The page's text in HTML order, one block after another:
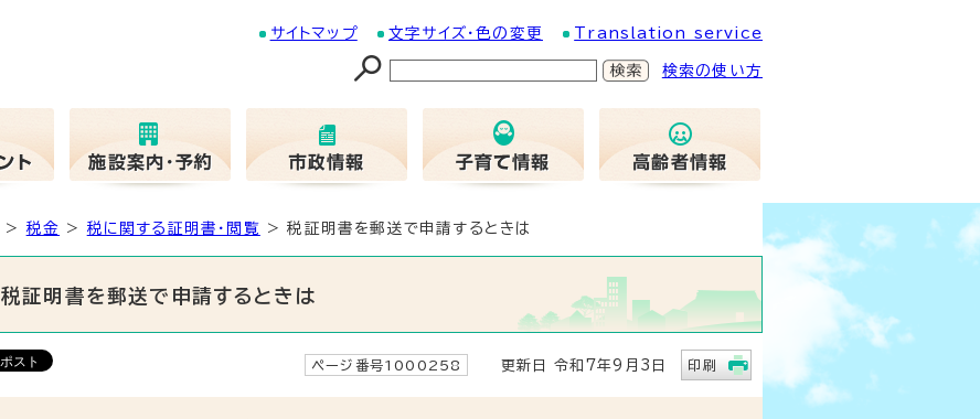
サイトマップ 文字サイズ・色の変更 Translation service
検索の使い方
> 税金 > 税に関する証明書・閲覧 > 税証明書を郵送で申請するときは
税証明書を郵送で申請するときは
ページ番号1000258 更新日 令和7年9月3日 印刷